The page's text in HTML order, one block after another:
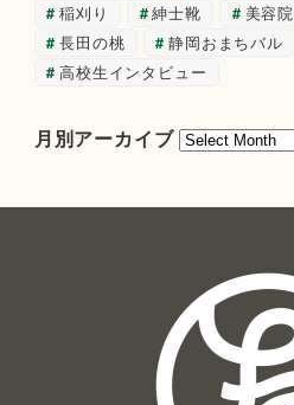
稲刈り
紳士靴 美容院
長田の桃
静岡おまちバル
高校生インタビュー
月別アーカイブ 月
ブ